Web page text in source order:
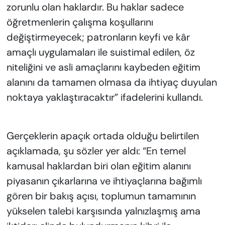
zorunlu olan haklardır. Bu haklar sadece
öğretmenlerin çalışma koşullarını
değiştirmeyecek; patronların keyfi ve kâr
amaçlı uygulamaları ile suistimal edilen, öz
niteliğini ve asli amaçlarını kaybeden eğitim
alanını da tamamen olmasa da ihtiyaç duyulan
noktaya yaklaştıracaktır” ifadelerini kullandı.
Gerçeklerin apaçık ortada olduğu belirtilen
açıklamada, şu sözler yer aldı: “En temel
kamusal haklardan biri olan eğitim alanını
piyasanın çıkarlarına ve ihtiyaçlarına bağımlı
gören bir bakış açısı, toplumun tamamının
yükselen talebi karşısında yalnızlaşmış ama